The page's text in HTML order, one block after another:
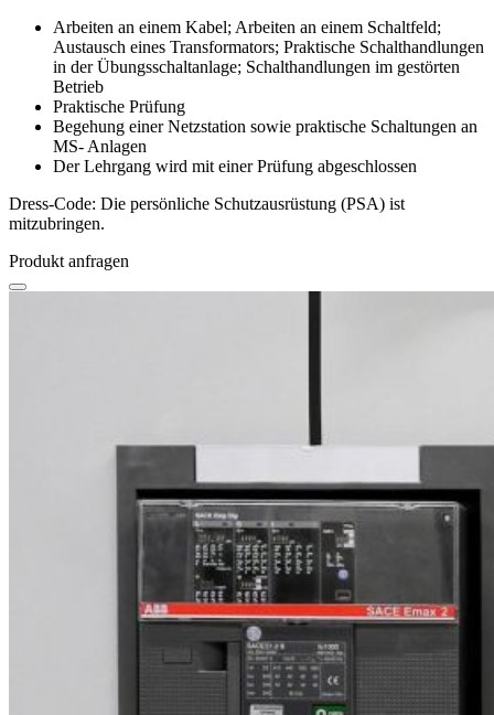
Arbeiten an einem Kabel; Arbeiten an einem Schaltfeld;
Austausch eines Transformators; Praktische Schalthandlungen
in der Übungsschaltanlage; Schalthandlungen im gestörten
Betrieb
Praktische Prüfung
Begehung einer Netzstation sowie praktische Schaltungen an
MS- Anlagen
Der Lehrgang wird mit einer Prüfung abgeschlossen
Dress-Code: Die persönliche Schutzausrüstung (PSA) ist
mitzubringen.
Produkt anfragen